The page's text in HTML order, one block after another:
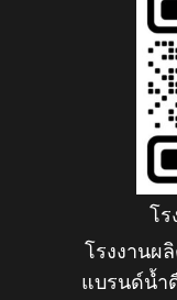
โร
โรงงานผ
แบรนด์น้ำ